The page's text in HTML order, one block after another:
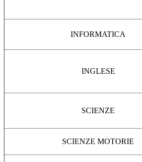
INFORMATICA
INGLESE
SCIENZE
SCIENZE MOTORIE